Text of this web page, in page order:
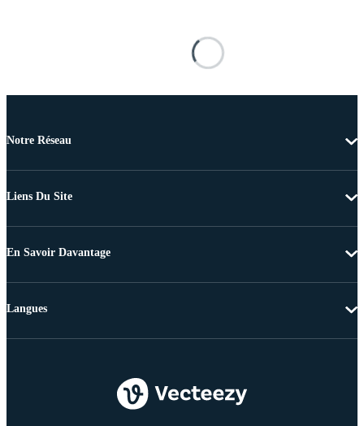
Notre Réseau
Liens Du Site
En Savoir Davantage
Langues